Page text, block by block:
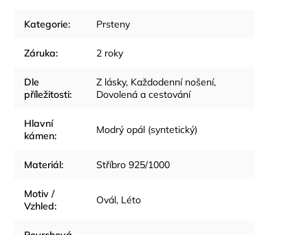
Kategorie: Prsteny
Záruka: 2 roky
Dle
příležitosti:
Z lásky, Každodenní nošení,
Dovolená a cestování
Hlavní
kámen: Modrý opál (syntetický)
Materiál: Stříbro 925/1000
Motiv /
Vzhled: Ovál, Léto